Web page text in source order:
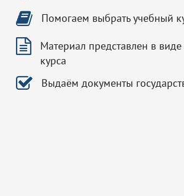
Помогаем выбрать учебный
Материал представлен в
курса
Выдаём документы